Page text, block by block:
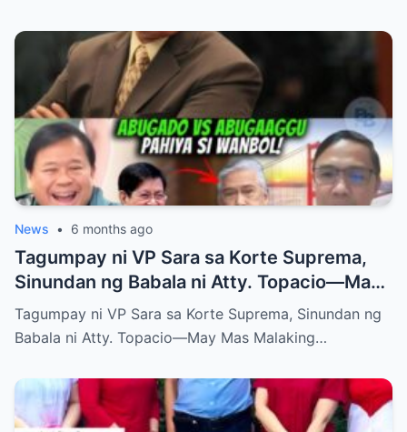
News • 6 months ago
Tagumpay ni VP Sara sa Korte Suprema,
Sinundan ng Babala ni Atty. Topacio—May
Mas Malaking Laban Bang Paparating?
Tagumpay ni VP Sara sa Korte Suprema, Sinundan ng
Babala ni Atty. Topacio—May Mas Malaking…